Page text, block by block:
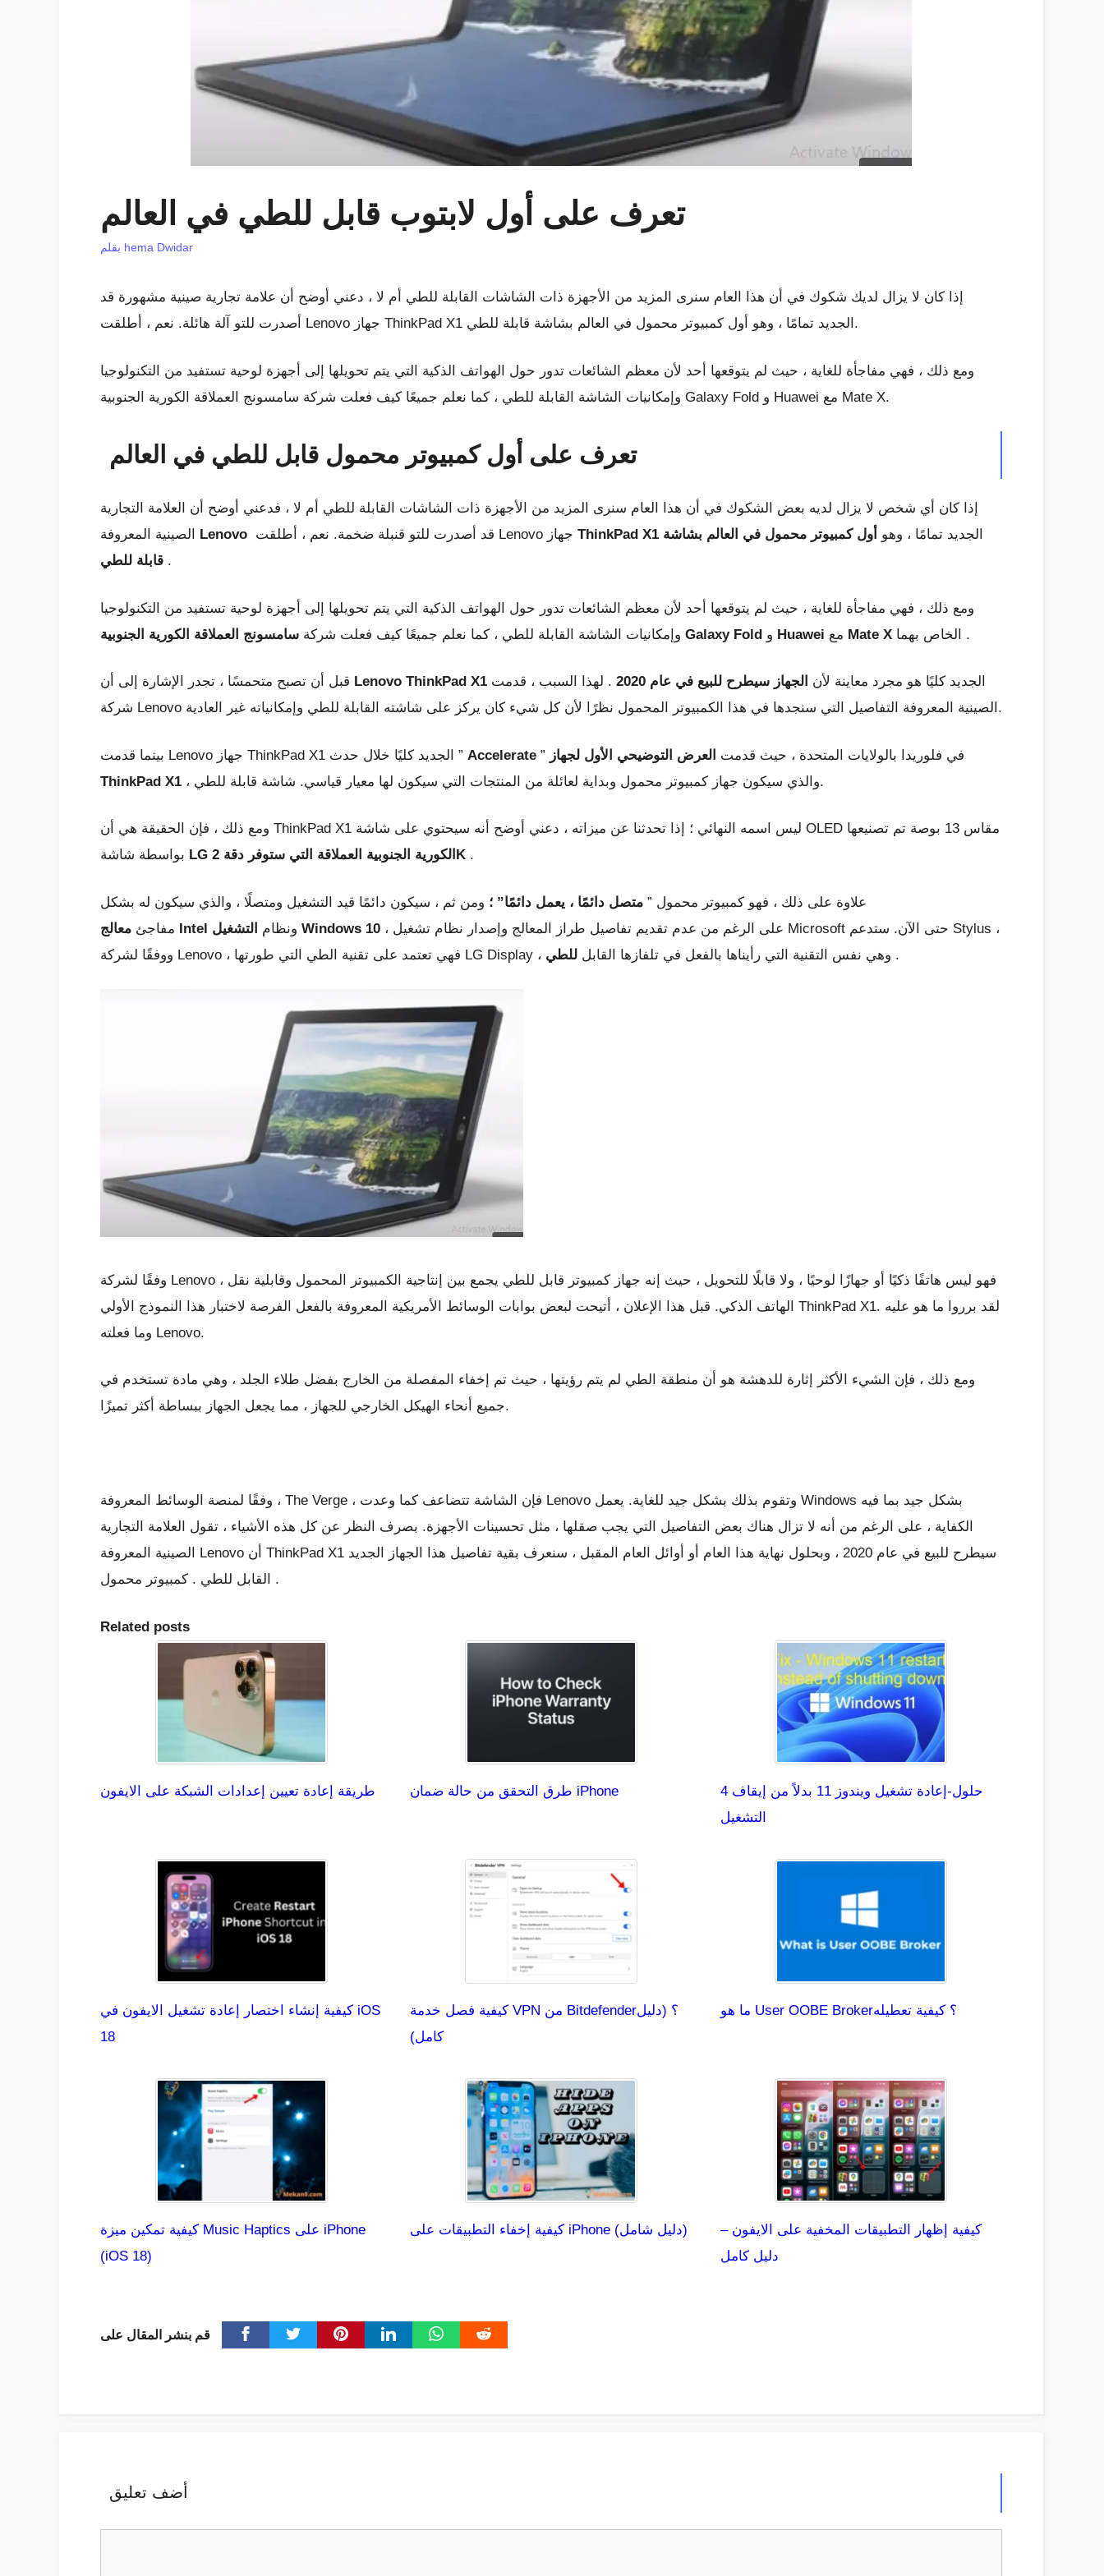
تعرف على أول لابتوب قابل للطي في العالم
hema Dwidar
إذا كان لا يزال لديك شكوك في أن هذا العام سنرى المزيد من الأجهزة ذات الشاشات القابلة للطي أم لا ، دعني أوضح أن علامة تجارية صينية مشهورة قد
أصدرت للتو آلة هائلة. نعم ، أطلقت Lenovo جهاز ThinkPad X1 الجديد تمامًا ، وهو أول كمبيوتر محمول في العالم بشاشة قابلة للطي.
ومع ذلك ، فهي مفاجأة للغاية ، حيث لم يتوقعها أحد لأن معظم الشائعات تدور حول الهواتف الذكية التي يتم تحويلها إلى أجهزة لوحية تستفيد من التكنولوجيا
وإمكانيات الشاشة القابلة للطي ، كما نعلم جميعًا كيف فعلت شركة سامسونج العملاقة الكورية الجنوبية Galaxy Fold و Huawei مع Mate X.
تعرف على أول كمبيوتر محمول قابل للطي في العالم
إذا كان أي شخص لا يزال لديه بعض الشكوك في أن هذا العام سنرى المزيد من الأجهزة ذات الشاشات القابلة للطي أم لا ، فدعني أوضح أن العلامة التجارية
Lenovo ThinkPad X1 الجديد تمامًا ، وهو أول كمبيوتر محمول في العالم بشاشة
قابلة للطي .
ومع ذلك ، فهي مفاجأة للغاية ، حيث لم يتوقعها أحد لأن معظم الشائعات تدور حول الهواتف الذكية التي يتم تحويلها إلى أجهزة لوحية تستفيد من التكنولوجيا
وإمكانيات الشاشة القابلة للطي ، كما نعلم جميعًا كيف فعلت شركة Galaxy Fold Huawei Mate X الخاص بهما .
Lenovo ThinkPad X1 الجديد كليًا هو مجرد معاينة لأن الجهاز سيطرح للبيع في عام 2020
. لهذا السبب ، قدمت
شركة Lenovo الصينية المعروفة التفاصيل التي سنجدها في هذا الكمبيوتر المحمول نظرًا لأن كل شيء كان يركز على شاشته القابلة للطي وإمكانياته غير العادية.
بينما قدمت Lenovo جهاز ThinkPad X1 الجديد كليًا خلال حدث ” Accelerate ” في فلوريدا بالولايات المتحدة ، حيث قدمت العرض التوضيحي الأول لجهاز
ThinkPad X1
، والذي سيكون جهاز كمبيوتر محمول وبداية لعائلة من المنتجات التي سيكون لها معيار قياسي. شاشة قابلة للطي.
ومع ذلك ، فإن الحقيقة هي أن ThinkPad X1 ليس اسمه النهائي ؛ إذا تحدثنا عن ميزاته ، دعني أوضح أنه سيحتوي على شاشة OLED مقاس 13 بوصة تم تصنيعها
LG الكورية الجنوبية العملاقة التي ستوفر دقة 2K .
علاوة على ذلك ، فهو كمبيوتر محمول ” متصل دائمًا ، يعمل دائمًا” ؛ ومن ثم ، سيكون دائمًا قيد التشغيل ومتصلًا ، والذي سيكون له بشكل
مفاجئ Intel ونظام التشغيل Windows 10 ، على الرغم من عدم تقديم تفاصيل طراز المعالج وإصدار نظام تشغيل Microsoft حتى الآن. ستدعم Stylus ،
ووفقًا لشركة Lenovo ، فهي تعتمد على تقنية الطي التي طورتها LG Display ، وهي نفس التقنية التي رأيناها بالفعل في تلفازها القابل للطي .
وفقًا لشركة Lenovo ، فهو ليس هاتفًا ذكيًا أو جهازًا لوحيًا ، ولا قابلًا للتحويل ، حيث إنه جهاز كمبيوتر قابل للطي يجمع بين إنتاجية الكمبيوتر المحمول وقابلية نقل
الهاتف الذكي. قبل هذا الإعلان ، أتيحت لبعض بوابات الوسائط الأمريكية المعروفة بالفعل الفرصة لاختبار هذا النموذج الأولي ThinkPad X1. لقد برروا ما هو عليه
وما فعلته Lenovo.
ومع ذلك ، فإن الشيء الأكثر إثارة للدهشة هو أن منطقة الطي لم يتم رؤيتها ، حيث تم إخفاء المفصلة من الخارج بفضل طلاء الجلد ، وهي مادة تستخدم في
جميع أنحاء الهيكل الخارجي للجهاز ، مما يجعل الجهاز ببساطة أكثر تميزًا.
وفقًا لمنصة الوسائط المعروفة ، The Verge ، فإن الشاشة تتضاعف كما وعدت Lenovo وتقوم بذلك بشكل جيد للغاية. يعمل Windows بشكل جيد بما فيه
الكفاية ، على الرغم من أنه لا تزال هناك بعض التفاصيل التي يجب صقلها ، مثل تحسينات الأجهزة. بصرف النظر عن كل هذه الأشياء ، تقول العلامة التجارية
الصينية المعروفة Lenovo أن ThinkPad X1 سيطرح للبيع في عام 2020 ، وبحلول نهاية هذا العام أو أوائل العام المقبل ، سنعرف بقية تفاصيل هذا الجهاز الجديد
القابل للطي . كمبيوتر محمول .
Related posts
طريقة إعادة تعيين إعدادات الشبكة على الايفون طرق التحقق من حالة ضمان iPhone
4 حلول-إعادة تشغيل ويندوز 11 بدلاً من إيقاف
التشغيل
كيفية إنشاء اختصار إعادة تشغيل الايفون في iOS
18
كيفية فصل خدمة VPN من Bitdefender؟ (دليل
كامل)
ما هو User OOBE Broker؟ كيفية تعطيله
كيفية تمكين ميزة Music Haptics على iPhone
(iOS 18)
كيفية إخفاء التطبيقات على iPhone (دليل شامل)
كيفية إظهار التطبيقات المخفية على الايفون –
دليل كامل
أضف تعليق